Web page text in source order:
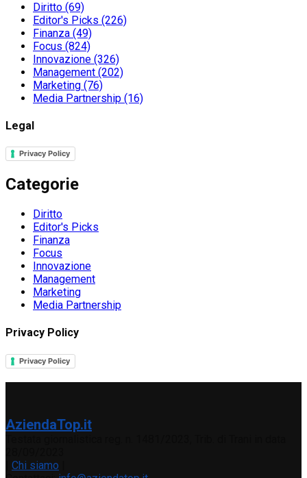
Diritto (69)
Editor's Picks (226)
Finanza (49)
Focus (824)
Innovazione (326)
Management (202)
Marketing (76)
Media Partnership (16)
Legal
Privacy Policy
Categorie
Diritto
Editor's Picks
Finanza
Focus
Innovazione
Management
Marketing
Media Partnership
Privacy Policy
Privacy Policy
AziendaTop.it
Chi siamo